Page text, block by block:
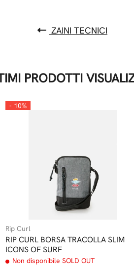
ZAINI TECNICI
PRODOTTI
- 10%
Rip Curl
RIP CURL BORSA TRACOLLA SLIM
ICONS OF SURF
Non disponibile SOLD OUT